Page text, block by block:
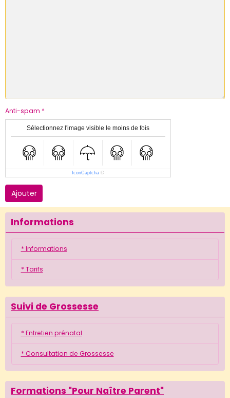
Anti-spam
Sélectionnez l'image visible le moins de fois
IconCaptcha ©
Ajouter
Informations
* Informations
* Tarifs
Suivi de Grossesse
* Entretien prénatal
* Consultation de Grossesse
Formations "Pour Naître Parent"